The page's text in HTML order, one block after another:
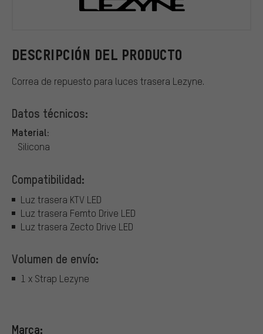
DESCRIPCIÓN DEL PRODUCTO
Correa de repuesto para luces trasera Lezyne.
Datos técnicos:
Material:
Silicona
Compatibilidad:
Luz trasera KTV LED
Luz trasera Femto Drive LED
Luz trasera Zecto Drive LED
Volumen de envío:
1 x Strap Lezyne
Marca:
Lezyne